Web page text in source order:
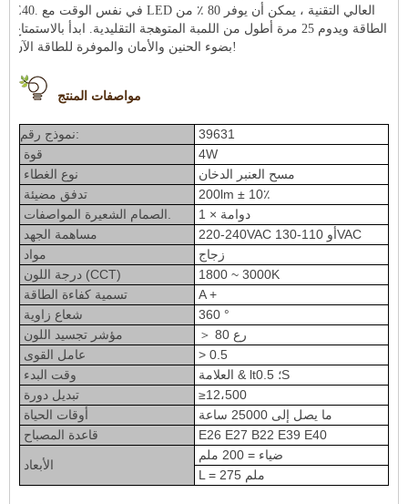
E40. في نفس الوقت مع LED العالي التقنية ، يمكن أن يوفر 80 ٪ من
الطاقة ويدوم 25 مرة أطول من اللمبة المتوهجة التقليدية. ابدأ بالاستمتاع
بضوء الحنين والأمان والموفرة للطاقة الآن!
مواصفات المنتج
نموذج رقم:
39631
قوة
4W
نوع الغطاء
مسح العنبر الدخان
تدفق مضيئة
200lm ± 10٪
دوامة × 1
مساهمة الجهد
220-240VAC أو 110-130VAC
مواد
زجاج
درجة اللون (CCT)
1800 ~ 3000K
تسمية كفاءة الطاقة
A +
شعاع زاوية
360 °
مؤشر تجسيد اللون
＞ 80 رع
عامل القوى
> 0.5
وقت البدء
العلامة & lt؛ 0.5S
تبديل دورة
≥12،500
أوقات الحياة
ما يصل إلى 25000 ساعة
قاعدة المصباح
E26 E27 B22 E39 E40
ضياء = 200 ملم
L = 275 ملم